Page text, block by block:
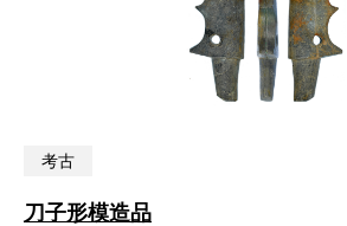
考古
刀子形模造品